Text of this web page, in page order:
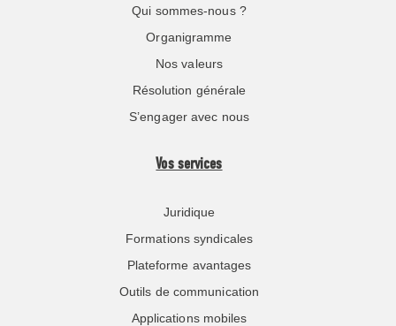
Qui sommes-nous ?
Organigramme
Nos valeurs
Résolution générale
S’engager avec nous
Vos services
Juridique
Formations syndicales
Plateforme avantages
Outils de communication
Applications mobiles